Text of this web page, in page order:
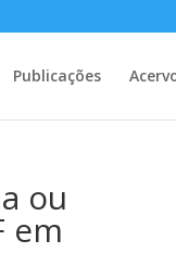
Publicações
ou
em